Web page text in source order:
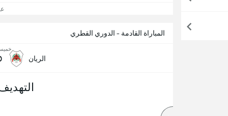
المباراة القادمة - الدوري القطري
الريان
خميس, 20